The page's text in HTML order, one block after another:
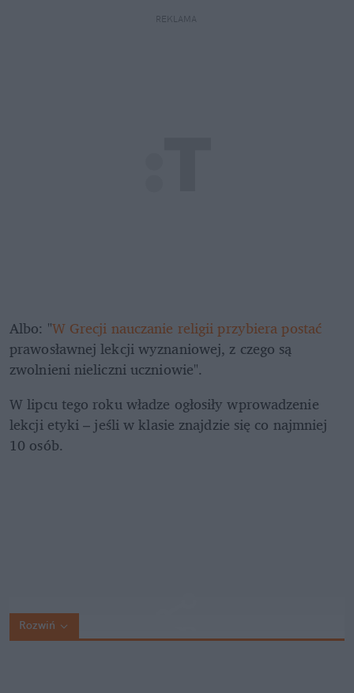
REKLAMA
Albo: "W Grecji nauczanie religii przybiera postać
prawosławnej lekcji wyznaniowej, z czego są
zwolnieni nieliczni uczniowie".
W lipcu tego roku władze ogłosiły wprowadzenie
lekcji etyki – jeśli w klasie znajdzie się co najmniej
10 osób.
Rozwiń